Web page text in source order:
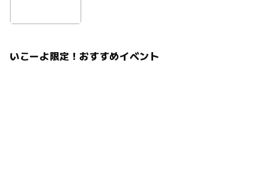
いこーよ限定！おすすめイベント